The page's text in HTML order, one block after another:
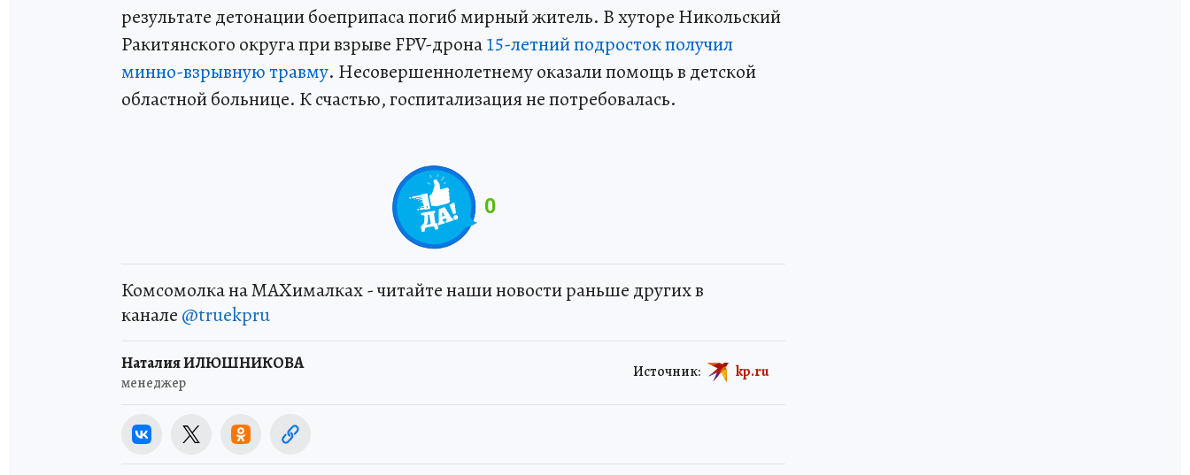
результате детонации боеприпаса погиб мирный житель. В хуторе Никольский
Ракитянского округа при взрыве FPV-дрона15-летний подросток получил
минно-взрывную травму. Несовершеннолетнему оказали помощь в детской
областной больнице. К счастью, госпитализация не потребовалась.
0
Комсомолка на MAXималках - читайте наши новости раньше других в
канале @truekpru
Наталия ИЛЮШНИКОВА
менеджер
Источник: kp.ru